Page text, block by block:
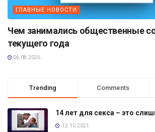
ГЛАВНЫЕ НОВОСТИ
Чем занимались общественные
текущего года
06.08.2026
Trending Comments
14 лет для секса – это
12.10.2021